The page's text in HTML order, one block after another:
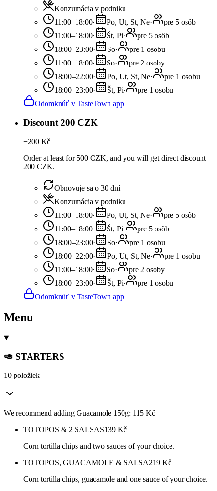
Konzumácia v podniku
11:00–18:00· Po, Ut, St, Ne·
pre 5 osôb
11:00–18:00· Št, Pi·
pre 5 osôb
18:00–23:00· So·
pre 1 osobu
11:00–18:00· So·
pre 2 osoby
18:00–22:00· Po, Ut, St, Ne·
pre 1 osobu
18:00–23:00· Št, Pi·
pre 1 osobu
Odomknúť v TasteTown app
Discount 200 CZK
−200 Kč
Order at least for 500 CZK, and you will get direct discount
200 CZK.
Obnovuje sa o 30 dní
Konzumácia v podniku
11:00–18:00· Po, Ut, St, Ne·
pre 5 osôb
11:00–18:00· Št, Pi·
pre 5 osôb
18:00–23:00· So·
pre 1 osobu
18:00–22:00· Po, Ut, St, Ne·
pre 1 osobu
11:00–18:00· So·
pre 2 osoby
18:00–23:00· Št, Pi·
pre 1 osobu
Odomknúť v TasteTown app
Menu
🥑 STARTERS
10 položiek
We recommend adding Guacamole 150g: 115 Kč
TOTOPOS & 2 SALSAS139 Kč
Corn tortilla chips and two sauces of your choice.
TOTOPOS, GUACAMOLE & SALSA219 Kč
Corn tortilla chips, guacamole and one sauce of your choice.